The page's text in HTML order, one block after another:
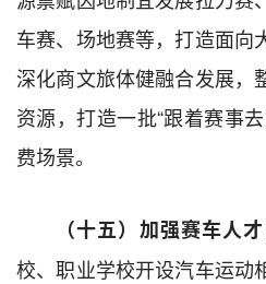
车赛、场地赛等，打造面向
深化商文旅体健融合发展，
资源，打造一批“跟着赛事
费场景。
（十五）加强赛车人
校、职业学校开设汽车运动